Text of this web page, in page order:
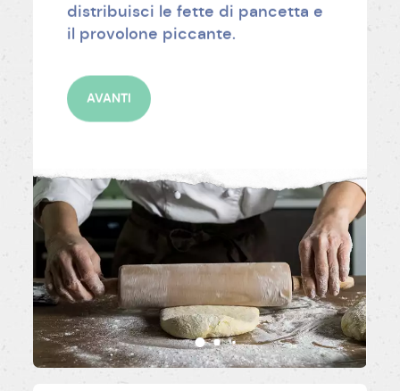
distribuisci le fette di pancetta e
il provolone piccante.
AVANTI